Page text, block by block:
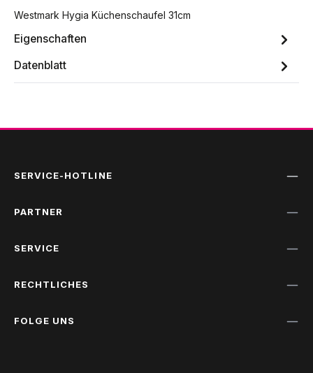
Westmark Hygia Küchenschaufel 31cm
Eigenschaften
Datenblatt
SERVICE-HOTLINE
PARTNER
SERVICE
RECHTLICHES
FOLGE UNS